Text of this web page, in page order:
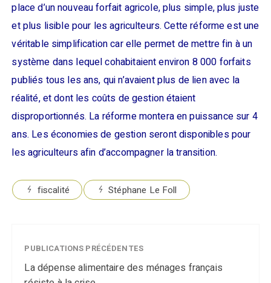
place d’un nouveau forfait agricole, plus simple, plus juste
et plus lisible pour les agriculteurs. Cette réforme est une
véritable simplification car elle permet de mettre fin à un
système dans lequel cohabitaient environ 8 000 forfaits
publiés tous les ans, qui n’avaient plus de lien avec la
réalité, et dont les coûts de gestion étaient
disproportionnés. La réforme montera en puissance sur 4
ans. Les économies de gestion seront disponibles pour
les agriculteurs afin d’accompagner la transition.
fiscalité Stéphane Le Foll
PUBLICATIONS PRÉCÉDENTES
La dépense alimentaire des ménages français